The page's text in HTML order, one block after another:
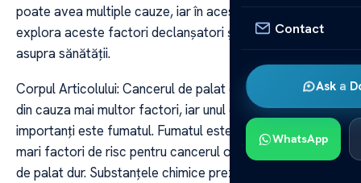
Contact
Ask a
WhatsApp
poate avea multiple cauze, iar în acest articol vom
explora aceste factori declanșatori și impactul lor
asupra sănătății.
Corpul Articolului: Cancerul de palat dur poate apărea
din cauza mai multor factori, iar unul dintre cei mai
importanți este fumatul. Fumatul este unul dintre cei mai
mari factori de risc pentru cancerul oral, incluzând și cel
de palat dur. Substanțele chimice prezente în fumul de